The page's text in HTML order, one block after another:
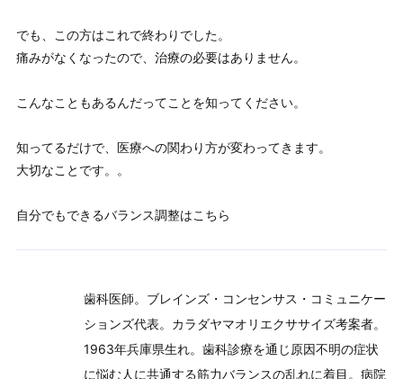
でも、この方はこれで終わりでした。
痛みがなくなったので、治療の必要はありません。
こんなこともあるんだってことを知ってください。
知ってるだけで、医療への関わり方が変わってきます。
大切なことです。。
自分でもできるバランス調整はこちら
歯科医師。ブレインズ・コンセンサス・コミュニケー
ションズ代表。カラダヤマオリエクササイズ考案者。
1963年兵庫県生れ。歯科診療を通じ原因不明の症状
に悩む人に共通する筋力バランスの乱れに着目。病院